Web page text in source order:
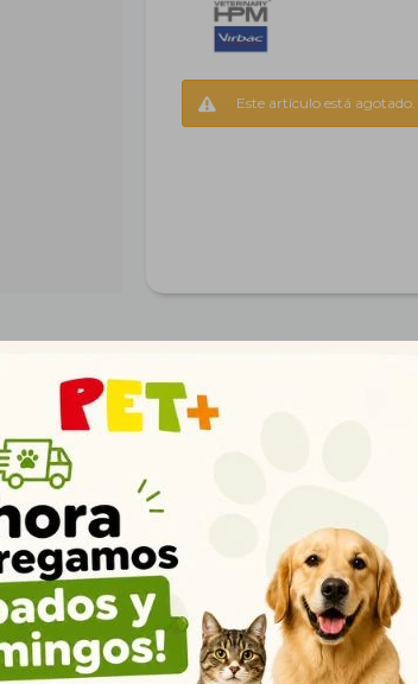
Este artículo está agotado.
que te pueden interesar